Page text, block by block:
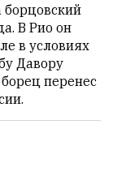
В Рио он
в условиях
Давору
перенес